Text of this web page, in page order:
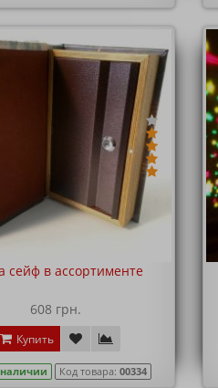
сейф в ассортименте
608 грн.
Купить
наличии Код товара: 00334